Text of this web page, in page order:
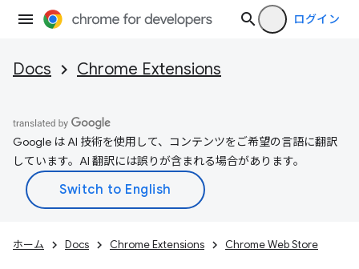
ログイン
Docs Chrome Extensions
Google は AI 技術を使用して、コンテンツをご希望の言語に翻訳
しています。AI 翻訳には誤りが含まれる場合があります。
ホーム Docs Chrome Extensions Chrome Web Store